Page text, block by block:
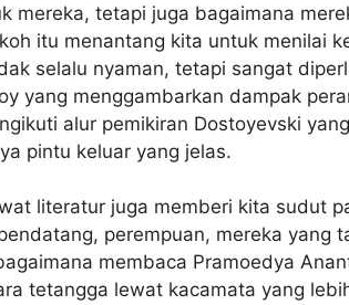
mereka, tetapi juga bagaimana
itu menantang kita untuk menilai
selalu nyaman, tetapi sangat
yang menggambarkan dampak
alur pemikiran Dostoyevski
pintu keluar yang jelas.
literatur juga memberi kita sudut
perempuan, mereka yang
membaca Pramoedya
tetangga lewat kacamata yang